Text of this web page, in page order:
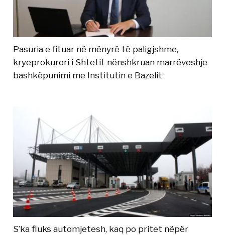
Pasuria e fituar në mënyrë të paligjshme,
kryeprokurori i Shtetit nënshkruan marrëveshje
bashkëpunimi me Institutin e Bazelit
S’ka fluks automjetesh, kaq po pritet nëpër